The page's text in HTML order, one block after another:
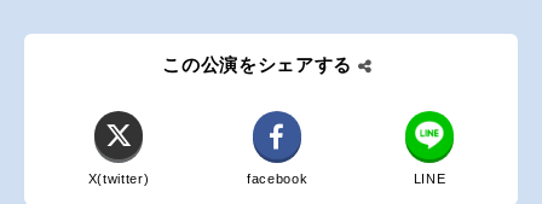
この公演をシェアする
X(twitter) facebook LINE